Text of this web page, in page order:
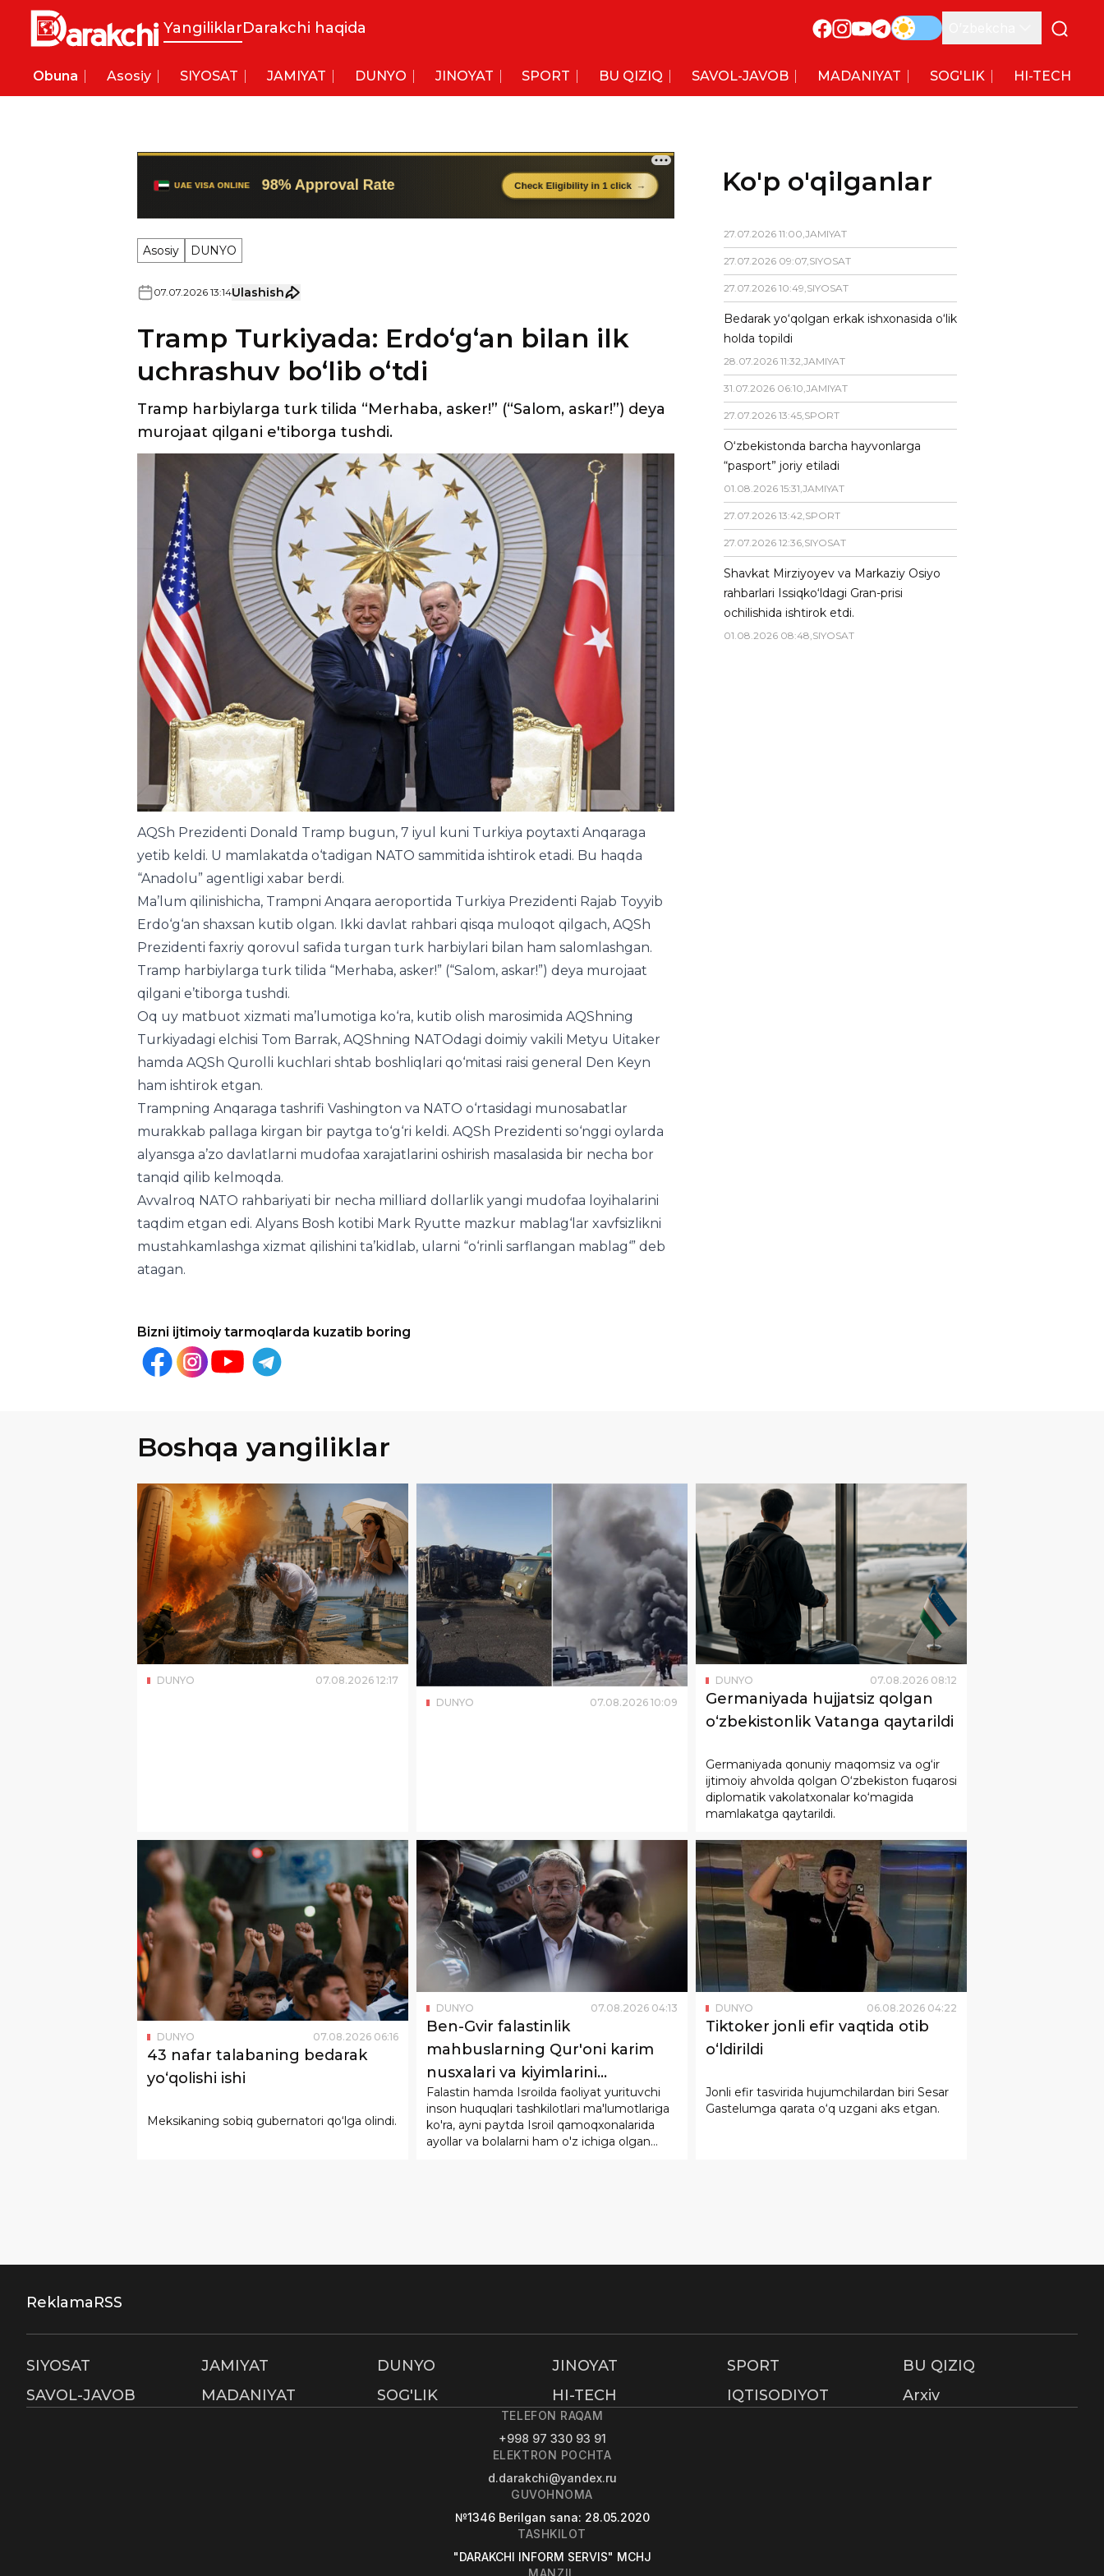
YangiliklarDarakchi haqida
Obuna Asosiy SIYOSAT JAMIYAT DUNYO JINOYAT SPORT BU QIZIQ SAVOL-JAVOB MADANIYAT SOG'LIK HI-TECH
Asosiy DUNYO
Tramp Turkiyada: Erdoʻgʻan bilan ilk
uchrashuv boʻlib oʻtdi
Tramp harbiylarga turk tilida “Merhaba, asker!” (“Salom, askar!”) deya
murojaat qilgani e'tiborga tushdi.
AQSh Prezidenti Donald Tramp bugun, 7 iyul kuni Turkiya poytaxti Anqaraga
yetib keldi. U mamlakatda o‘tadigan NATO sammitida ishtirok etadi. Bu haqda
“Anadolu” agentligi xabar berdi.
Ma’lum qilinishicha, Trampni Anqara aeroportida Turkiya Prezidenti Rajab Toyyib
Erdo‘g‘an shaxsan kutib olgan. Ikki davlat rahbari qisqa muloqot qilgach, AQSh
Prezidenti faxriy qorovul safida turgan turk harbiylari bilan ham salomlashgan.
Tramp harbiylarga turk tilida “Merhaba, asker!” (“Salom, askar!”) deya murojaat
qilgani e’tiborga tushdi.
Oq uy matbuot xizmati ma’lumotiga ko‘ra, kutib olish marosimida AQShning
Turkiyadagi elchisi Tom Barrak, AQShning NATOdagi doimiy vakili Metyu Uitaker
hamda AQSh Qurolli kuchlari shtab boshliqlari qo‘mitasi raisi general Den Keyn
ham ishtirok etgan.
Trampning Anqaraga tashrifi Vashington va NATO o‘rtasidagi munosabatlar
murakkab pallaga kirgan bir paytga to‘g‘ri keldi. AQSh Prezidenti so‘nggi oylarda
alyansga a’zo davlatlarni mudofaa xarajatlarini oshirish masalasida bir necha bor
tanqid qilib kelmoqda.
Avvalroq NATO rahbariyati bir necha milliard dollarlik yangi mudofaa loyihalarini
taqdim etgan edi. Alyans Bosh kotibi Mark Ryutte mazkur mablag‘lar xavfsizlikni
mustahkamlashga xizmat qilishini ta’kidlab, ularni “o‘rinli sarflangan mablag‘” deb
atagan.
Bizni ijtimoiy tarmoqlarda kuzatib boring
Ko'p o'qilganlar
27.07.2026 11:00,JAMIYAT
27.07.2026 09:07,SIYOSAT
27.07.2026 10:49,SIYOSAT
Bedarak yo‘qolgan erkak ishxonasida o‘lik
holda topildi
28.07.2026 11:32,JAMIYAT
31.07.2026 06:10,JAMIYAT
27.07.2026 13:45,SPORT
O‘zbekistonda barcha hayvonlarga
“pasport” joriy etiladi
01.08.2026 15:31,JAMIYAT
27.07.2026 13:42,SPORT
27.07.2026 12:36,SIYOSAT
Shavkat Mirziyoyev va Markaziy Osiyo
rahbarlari Issiqko‘ldagi Gran-prisi
ochilishida ishtirok etdi.
01.08.2026 08:48,SIYOSAT
Boshqa yangiliklar
DUNYO 07.08.2026 12:17
DUNYO
08 .2026 10
DUNYO 07.08 2026 08 12
Germaniyada hujjatsiz qolgan
o‘zbekistonlik Vatanga qaytarildi
Germaniyada qonuniy maqomsiz va og‘ir
ijtimoiy ahvolda qolgan O‘zbekiston fuqarosi
diplomatik vakolatxonalar ko‘magida
DUNYO 07 08.2026 06:16
43 nafar talabaning bedarak
yo‘qolishi ishi
Meksikaning sobiq gubernatori qo‘lga olindi.
DUNYO 07.08.2026
Ben-Gvir falastinlik
mahbuslarning Qur'oni karim
nusxalari va kiyimlarini
musodara qilishni buyurdi
Falastin hamda Isroilda faoliyat yurituvchi
inson huquqlari tashkilotlari ma'lumotlariga
ko'ra, ayni paytda Isroil qamoqxonalarida
ayollar va bolalarni ham o'z ichiga olgan
taxminan 9,5 ming nafar falastinlik mahbus
saqlanmoqda.
DUNYO 06 08 22
Tiktoker jonli efir vaqtida otib
o‘ldirildi
Jonli efir tasvirida hujumchilardan biri Sesar
Gastelumga qarata o‘q uzgani aks etgan.
ReklamaRSS
SIYOSAT JAMIYAT DUNYO JINOYAT SPORT
BU QIZIQ
SAVOL-JAVOB
MADANIYAT SOG'LIK HI-TECH IQTISODIYOT Arxiv
TELEFON RAQAM
+998 97 330 93 91
ELEKTRON POCHTA
d.darakchi@yandex.ru
GUVOHNOMA
№1346 Berilgan sana: 28.05.2020
TASHKILOT
"DARAKCHI INFORM SERVIS" MCHJ
MANZIL